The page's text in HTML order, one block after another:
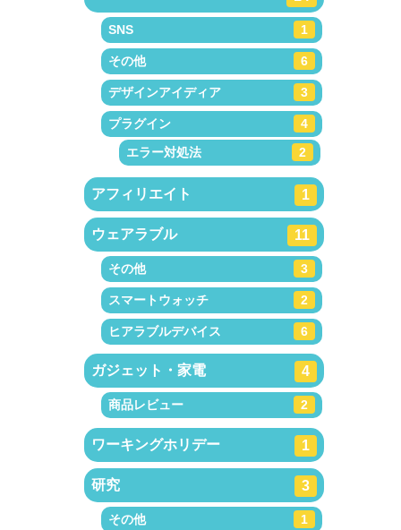
SNS 1
その他 6
デザインアイディア 3
プラグイン
4
エラー対処法
2
アフィリエイト 1
ウェアラブル 11
その他 3
スマートウォッチ 2
ヒアラブルデバイス 6
ガジェット・家電 4
商品レビュー 2
ワーキングホリデー 1
研究 3
その他 1